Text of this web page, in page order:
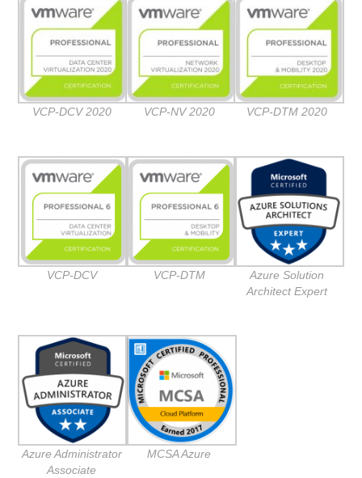
VCP-DCV 2020 VCP-NV 2020 VCP-DTM 2020
VCP-DCV VCP-DTM
Azure Solution
Architect Expert
Azure Administrator
Associate
MCSA Azure